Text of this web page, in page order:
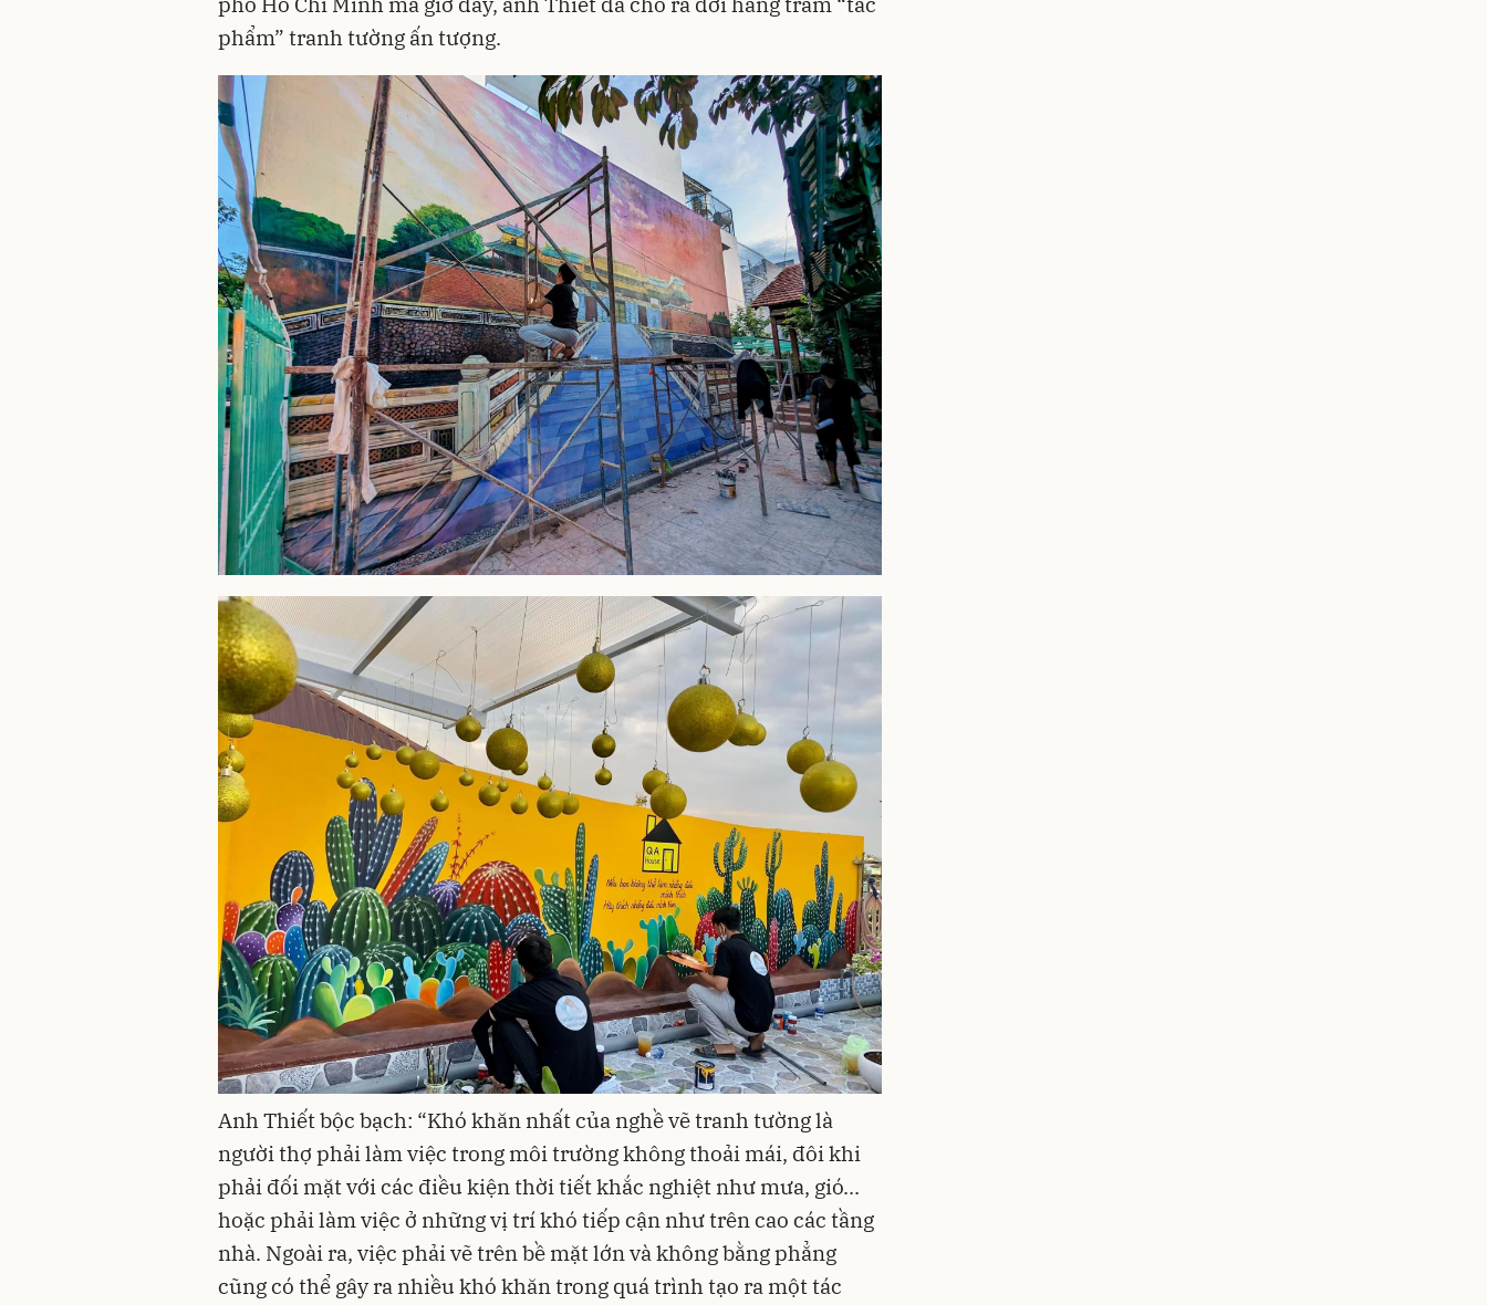
phẩm” tranh tường ấn tượng.
Anh Thiết bộc bạch: “Khó khăn nhất của nghề vẽ tranh tường là
người thợ phải làm việc trong môi trường không thoải mái, đôi khi
phải đối mặt với các điều kiện thời tiết khắc nghiệt như mưa, gió...
hoặc phải làm việc ở những vị trí khó tiếp cận như trên cao các tầng
nhà. Ngoài ra, việc phải vẽ trên bề mặt lớn và không bằng phẳng
cũng có thể gây ra nhiều khó khăn trong quá trình tạo ra một tác